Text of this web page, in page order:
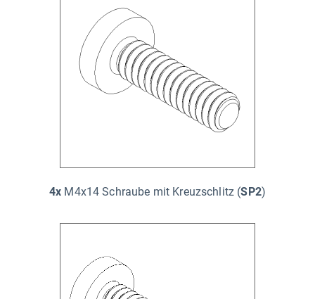
4x M4x14 Schraube mit Kreuzschlitz (SP2)